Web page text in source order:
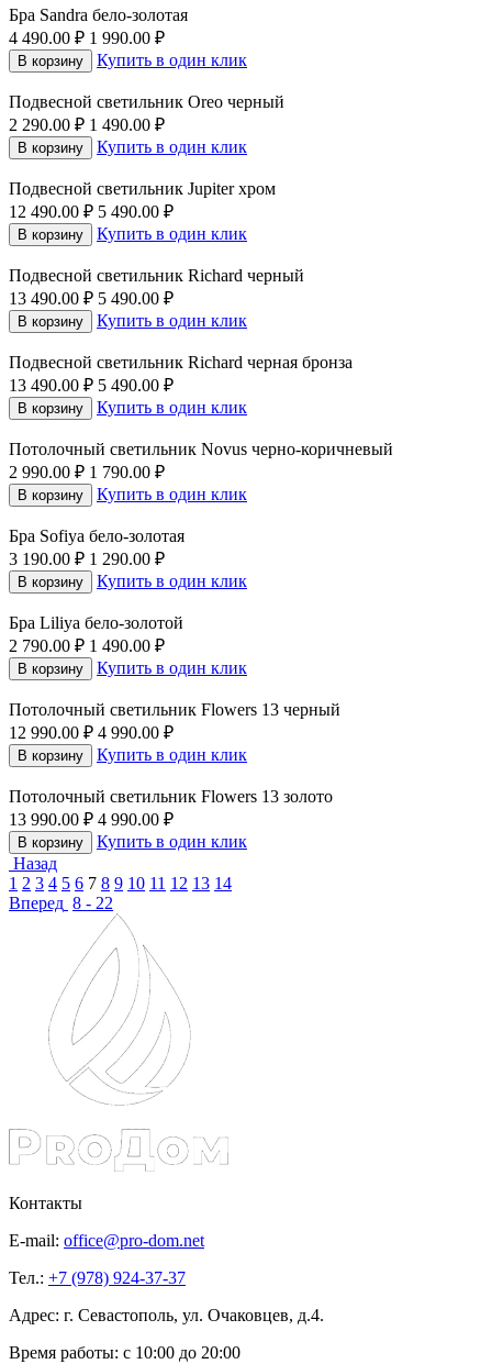
Бра Sandra бело-золотая
4 490.00 ₽ 1 990.00 ₽
В корзину Купить в один клик
Подвесной светильник Oreo черный
2 290.00 ₽ 1 490.00 ₽
В корзину Купить в один клик
Подвесной светильник Jupiter хром
12 490.00 ₽ 5 490.00 ₽
В корзину Купить в один клик
Подвесной светильник Richard черный
13 490.00 ₽ 5 490.00 ₽
В корзину Купить в один клик
Подвесной светильник Richard черная бронза
13 490.00 ₽ 5 490.00 ₽
В корзину Купить в один клик
Потолочный светильник Novus черно-коричневый
2 990.00 ₽ 1 790.00 ₽
В корзину Купить в один клик
Бра Sofiya бело-золотая
3 190.00 ₽ 1 290.00 ₽
В корзину Купить в один клик
Бра Liliya бело-золотой
2 790.00 ₽ 1 490.00 ₽
В корзину Купить в один клик
Потолочный светильник Flowers 13 черный
12 990.00 ₽ 4 990.00 ₽
В корзину Купить в один клик
Потолочный светильник Flowers 13 золото
13 990.00 ₽ 4 990.00 ₽
В корзину
Купить в один клик
Назад
1 2 3 4 5 6 7 8 9 10 11 12 13 14
Вперед 8 - 22
Контакты
E-mail: office@pro-dom.net
Тел.: +7 (978) 924-37-37
Адрес: г. Севастополь, ул. Очаковцев, д.4.
Время работы: с 10:00 до 20:00